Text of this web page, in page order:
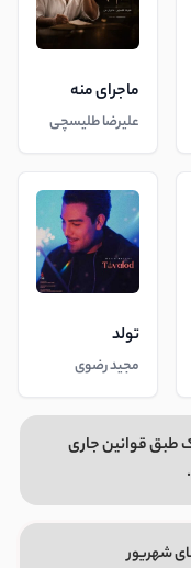
ماجرای منه
علیرضا طلیسچی
تولد
مجید رضوی
طبق قوانین جاری
شهریور